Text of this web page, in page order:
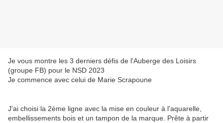
Je vous montre les 3 derniers défis de l'Auberge des Loisirs
(groupe FB) pour le NSD 2023
Je commence avec celui de Marie Scrapoune
J'ai choisi la 2ème ligne avec la mise en couleur à l'aquarelle,
embellissements bois et un tampon de la marque. Prête à partir